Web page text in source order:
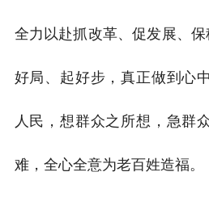
全力以赴抓改革、促发展、
好局、起好步，真正做到心
人民，想群众之所想，急群
难，全心全意为老百姓造福。